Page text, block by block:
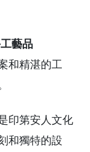
藝品
和精湛的工
印第安人文化
和獨特的設